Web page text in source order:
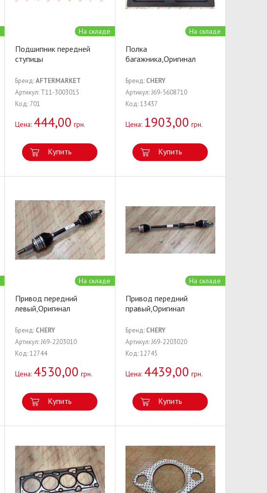
На складе
Подшипник передней
ступицы
Бренд:AFTERMARKET
Артикул: T11-3003015
Код: 701
Цена: 444,00 грн.
Купить
На складе
Полка
багажника,Оригинал
Бренд: CHERY
Артикул: J69-5608710
Код: 13437
Цена: 1903,00 грн.
Купить
На складе
Привод передний
левый,Оригинал
Бренд: CHERY
Артикул: J69-2203010
Код: 12744
Цена: 4530,00 грн.
Купить
На складе
Привод передний
правый,Оригинал
Бренд: CHERY
Артикул: J69-2203020
Код: 12745
Цена: 4439,00 грн.
Купить